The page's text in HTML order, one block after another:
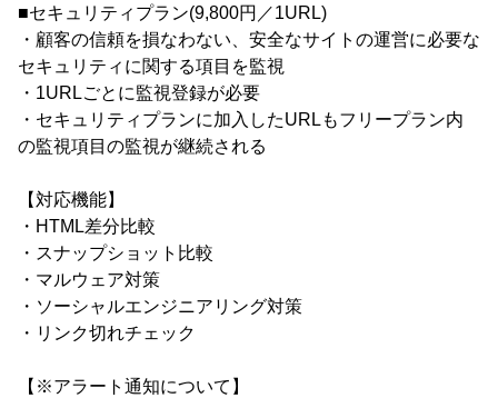
■セキュリティプラン(9,800円／1URL)
・顧客の信頼を損なわない、安全なサイトの運営に必要な
セキュリティに関する項目を監視
・1URLごとに監視登録が必要
・セキュリティプランに加入したURLもフリープラン内
の監視項目の監視が継続される
【対応機能】
・HTML差分比較
・スナップショット比較
・マルウェア対策
・ソーシャルエンジニアリング対策
・リンク切れチェック
【※アラート通知について】